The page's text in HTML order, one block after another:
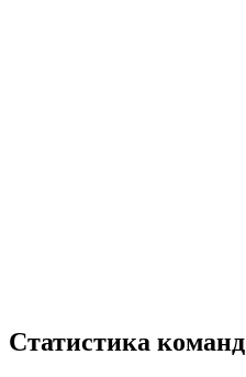
Статистика команд